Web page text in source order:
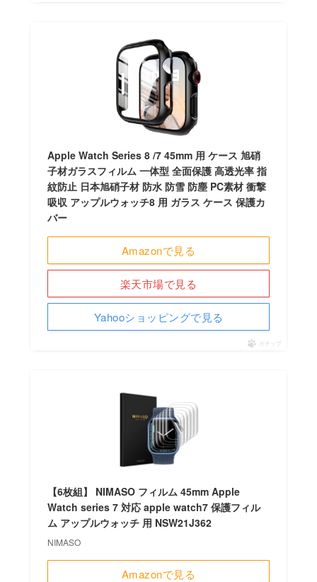
Apple Watch Series 8 /7 45mm 用 ケース 旭硝
子材ガラスフィルム 一体型 全面保護 高透光率 指
紋防止 日本旭硝子材 防水 防雪 防塵 PC素材 衝撃
吸収 アップルウォッチ8 用 ガラス ケース 保護カ
バー
Amazonで見る
楽天市場で見る
Yahooショッピングで見る
ポチップ
【6枚組】 NIMASO フィルム 45mm Apple
Watch series 7 対応 apple watch7 保護フィル
ム アップルウォッチ 用 NSW21J362
NIMASO
Amazonで見る